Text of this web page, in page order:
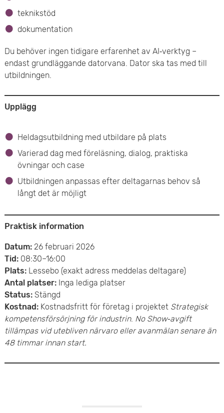
teknikstöd
dokumentation
Du behöver ingen tidigare erfarenhet av AI‑verktyg –
endast grundläggande datorvana. Dator ska tas med till
utbildningen.
Upplägg
Heldagsutbildning med utbildare på plats
Varierad dag med föreläsning, dialog, praktiska
övningar och case
Utbildningen anpassas efter deltagarnas behov så
långt det är möjligt
Praktisk information
Datum:26 februari 2026
Tid:08:30–16:00
Plats:Lessebo (exakt adress meddelas deltagare)
Antal platser:Inga lediga platser
Status:Stängd
Kostnad:Kostnadsfritt för företag i projektet Strategisk
kompetensförsörjning för industrin. No Show‑avgift
tillämpas vid utebliven närvaro eller avanmälan senare än
48 timmar innan start.